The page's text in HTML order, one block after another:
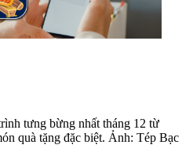
tưng bừng nhất tháng 12 từ
quà tặng đặc biệt. Ảnh: Tép Bạc